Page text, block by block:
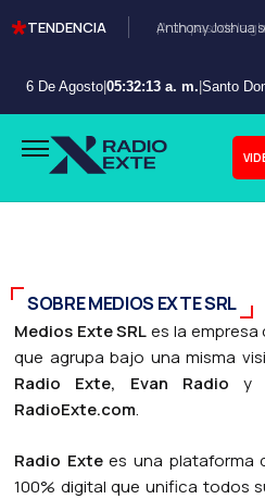
TENDENCIA
6 De Agosto 05:32:14 a. m. Santo
SOBRE MEDIOS EXTE SRL
Medios Exte SRLes la
que agrupa bajo una misma
Radio Exte, Evan Radio y
RadioExte.com.
Radio Extees una plataforma
100% digital que unifica todos